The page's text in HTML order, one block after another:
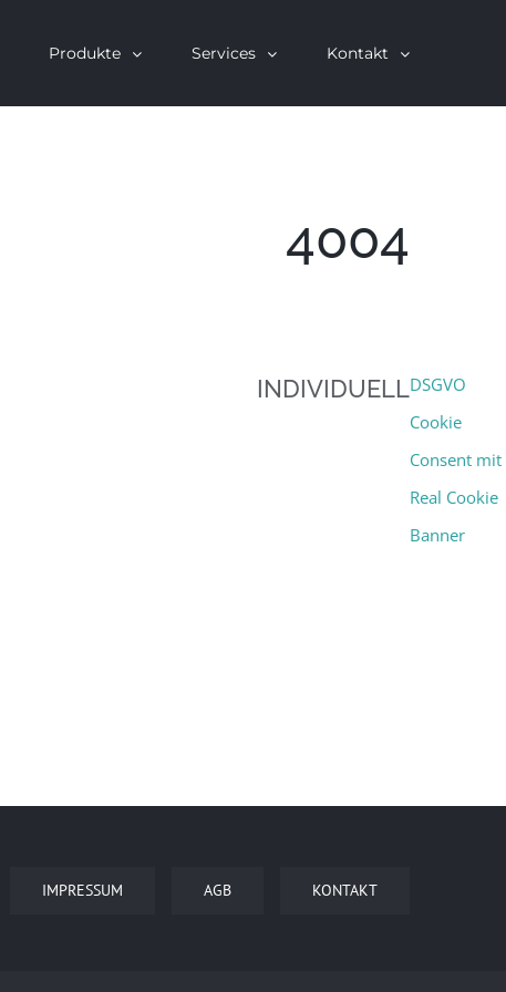
Produkte Services Kontakt
4004
INDIVIDUELL
KONTAKT
AGB
IMPRESSUM
DSGVO
Cookie
Consent mit
Real Cookie
Banner